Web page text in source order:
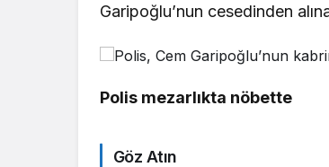
Garipoğlu’nun cesedinden
Polis mezarlıkta nöbette
Göz Atın